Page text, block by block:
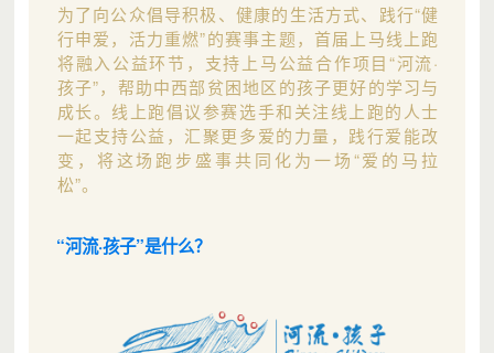
为了向公众倡导积极、健康的生活方式、践行“健
行申爱，活力重燃”的赛事主题，首届上马线上跑
将融入公益环节，支持上马公益合作项目“河流·
孩子”，帮助中西部贫困地区的孩子更好的学习与
成长。线上跑倡议参赛选手和关注线上跑的人士
一起支持公益，汇聚更多爱的力量，践行爱能改
变，将这场跑步盛事共同化为一场“爱的马拉
松”。
“河流·孩子”是什么？